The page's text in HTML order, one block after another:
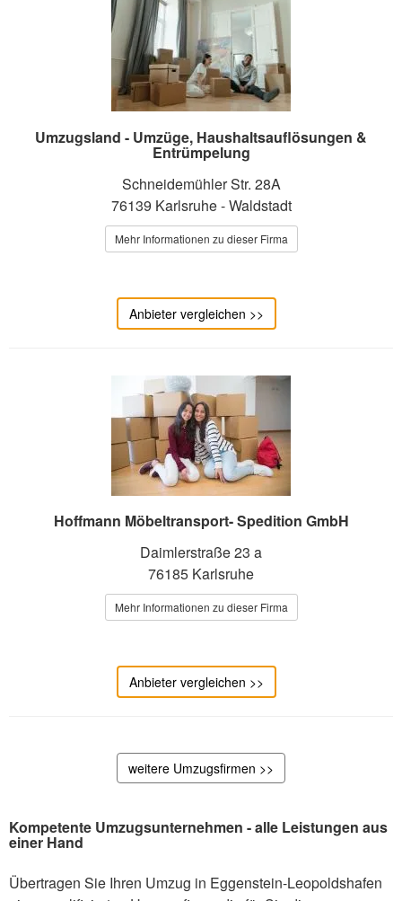
Umzugsland - Umzüge, Haushaltsauflösungen &
Entrümpelung
Schneidemühler Str. 28A
76139 Karlsruhe - Waldstadt
Mehr Informationen zu dieser Firma
Anbieter vergleichen >>
Hoffmann Möbeltransport- Spedition GmbH
Daimlerstraße 23 a
76185 Karlsruhe
Mehr Informationen zu dieser Firma
Anbieter vergleichen >>
weitere Umzugsfirmen >>
Kompetente Umzugsunternehmen - alle Leistungen aus
einer Hand
Übertragen Sie Ihren Umzug in Eggenstein-Leopoldshafen